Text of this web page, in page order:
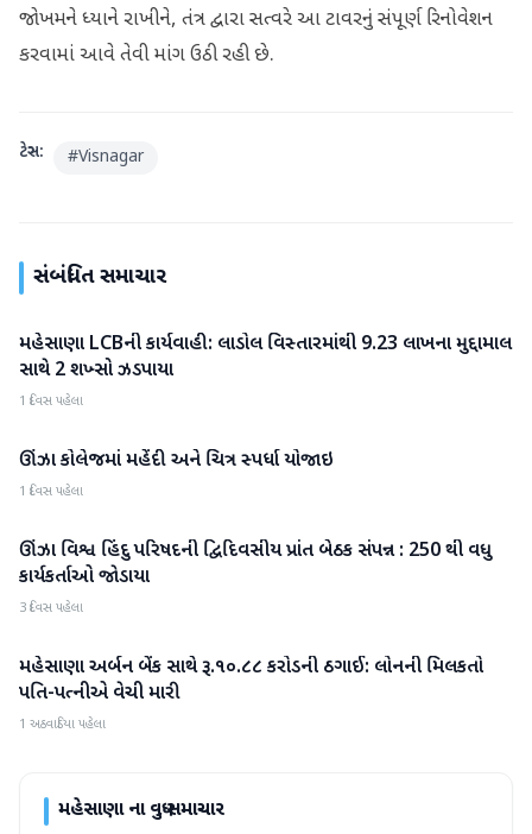
જોખમને ધ્યાને રાખીને, તંત્ર દ્વારા સત્વરે આ ટાવરનું સંપૂર્ણ રિનોવેશન
કરવામાં આવે તેવી માંગ ઉઠી રહી છે.
ટેગ્સ: #Visnagar
સંબંધિત સમાચાર
મહેસાણા
મહેસાણા LCBની કાર્યવાહી: લાડોલ વિસ્તારમાંથી 9.23 લાખના મુદ્દામાલ
સાથે 2 શખ્સો ઝડપાયા
1 દિવસ પહેલા
મહેસાણા
ઊંઝા કોલેજમાં મહેંદી અને ચિત્ર સ્પર્ધા યોજાઇ
1 દિવસ પહેલા
મહેસાણા
ઊંઝા વિશ્વ હિંદુ પરિષદની દ્વિદિવસીય પ્રાંત બેઠક સંપન્ન : 250 થી વધુ
કાર્યકર્તાઓ જોડાયા
3 દિવસ પહેલા
મહેસાણા
મહેસાણા અર્બન બેંક સાથે રૂ.૧૦.૮૮ કરોડની ઠગાઈ: લોનની મિલકતો
પતિ-પત્નીએ વેચી મારી
1 અઠવાડિયા પહેલા
મહેસાણાના વધુ સમાચાર